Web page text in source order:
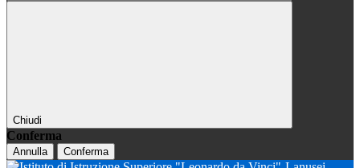
Chiudi
Conferma
Annulla Conferma